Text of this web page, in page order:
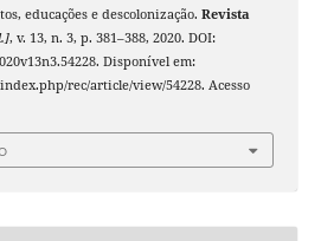
educações e descolonização. Revista
, v. 13, n. 3, p. 381–388, 2020. DOI:
Disponível em:
rec/article/view/54228. Acesso